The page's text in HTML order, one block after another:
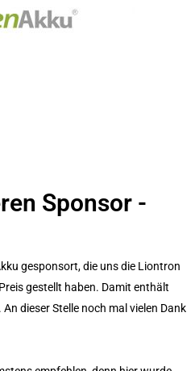
Sponsor -
gesponsort, die uns die Liontron
gestellt haben. Damit enthält
dieser Stelle noch mal vielen Dank